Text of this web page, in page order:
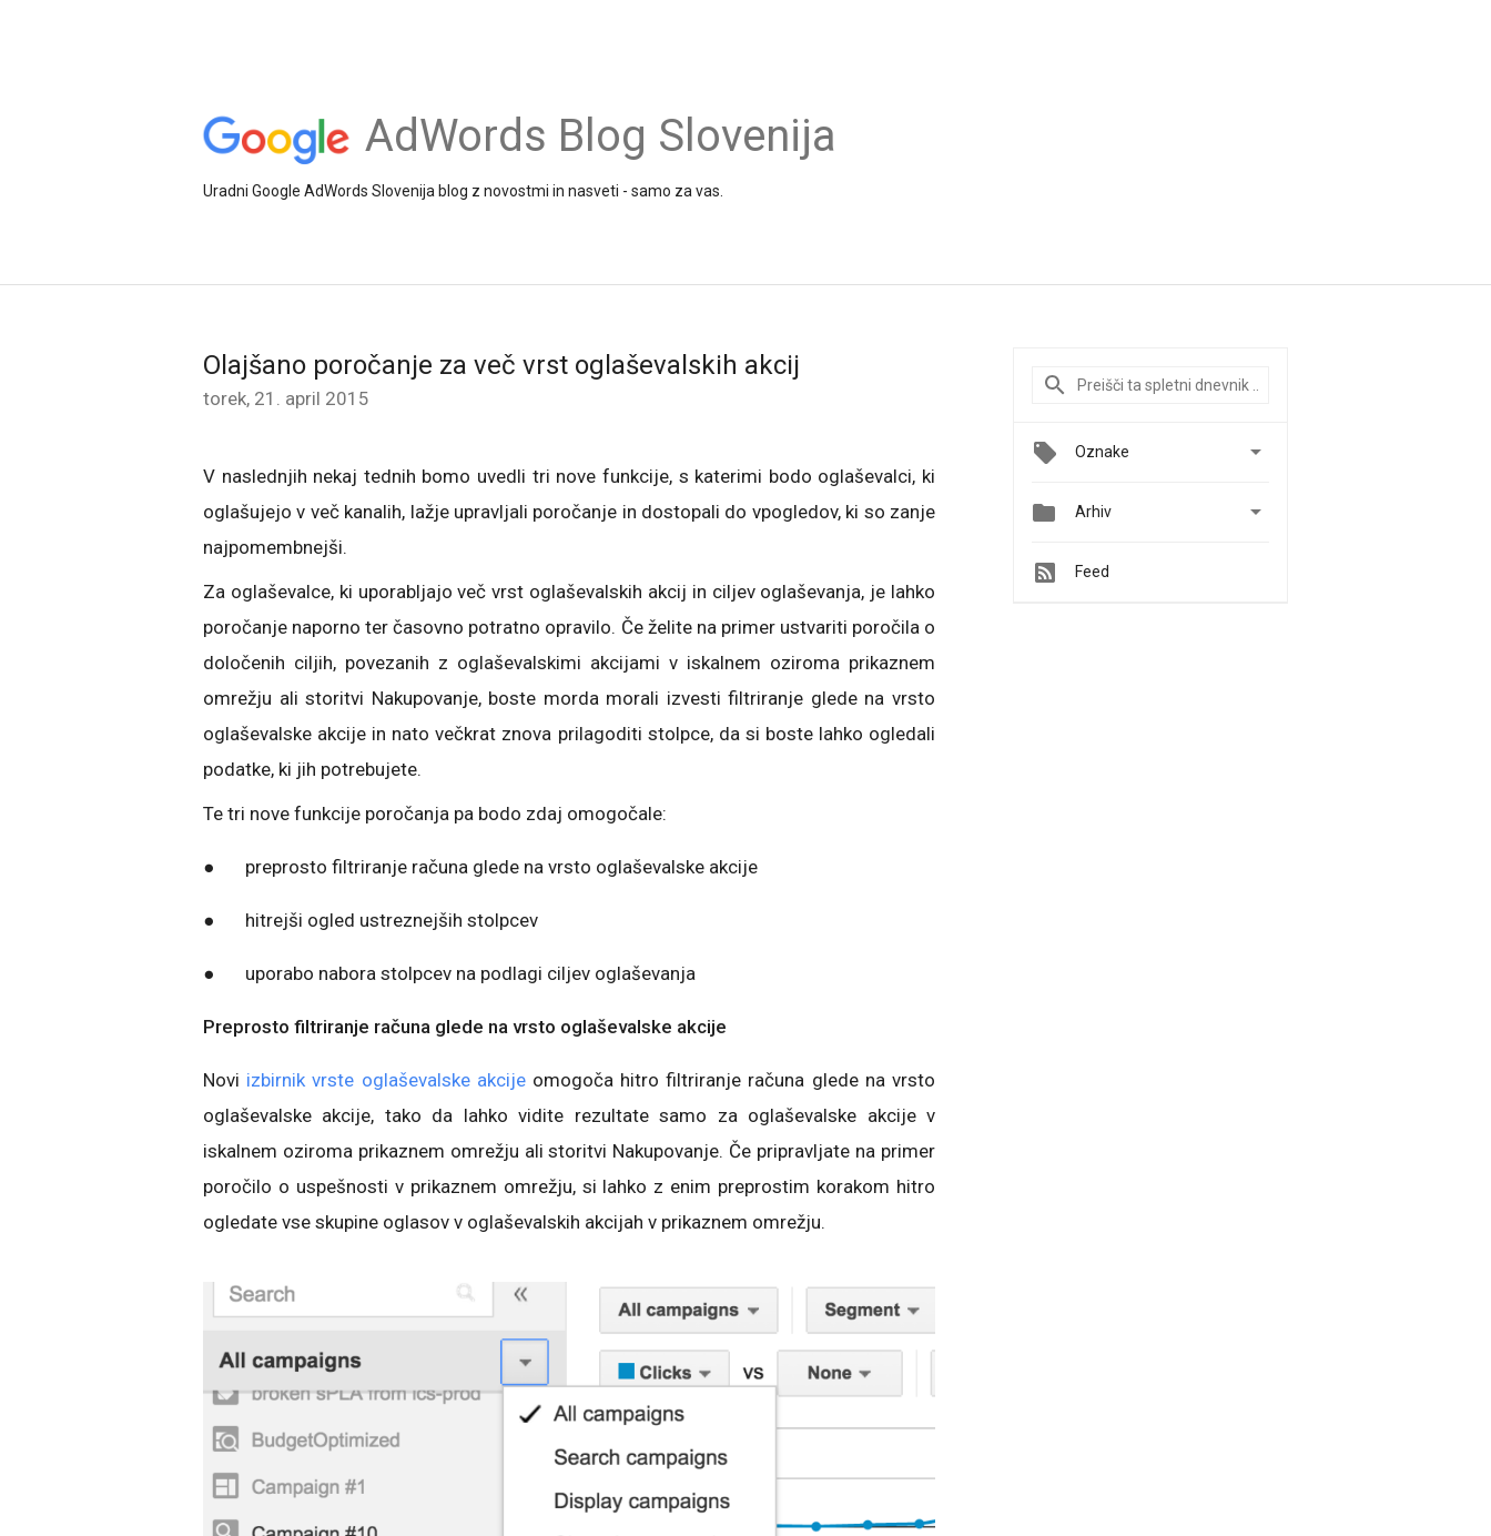
AdWords Blog Slovenija
Uradni Google AdWords Slovenija blog z novostmi in nasveti - samo za vas.
Olajšano poročanje za več vrst oglaševalskih akcij
torek, 21. april 2015
V naslednjih nekaj tednih bomo uvedli tri nove funkcije, s katerimi bodo oglaševalci, ki
oglašujejo v več kanalih, lažje upravljali poročanje in dostopali do vpogledov, ki so zanje
najpomembnejši.
Za oglaševalce, ki uporabljajo več vrst oglaševalskih akcij in ciljev oglaševanja, je lahko
poročanje naporno ter časovno potratno opravilo. Če želite na primer ustvariti poročila o
določenih ciljih, povezanih z oglaševalskimi akcijami v iskalnem oziroma prikaznem
omrežju ali storitvi Nakupovanje, boste morda morali izvesti filtriranje glede na vrsto
oglaševalske akcije in nato večkrat znova prilagoditi stolpce, da si boste lahko ogledali
podatke, ki jih potrebujete.
Te tri nove funkcije poročanja pa bodo zdaj omogočale:
● preprosto filtriranje računa glede na vrsto oglaševalske akcije
● hitrejši ogled ustreznejših stolpcev
● uporabo nabora stolpcev na podlagi ciljev oglaševanja
Preprosto filtriranje računa glede na vrsto oglaševalske akcije
Novi izbirnik vrste oglaševalske akcijeomogoča hitro filtriranje računa glede na vrsto
oglaševalske akcije, tako da lahko vidite rezultate samo za oglaševalske akcije v
iskalnem oziroma prikaznem omrežju ali storitvi Nakupovanje. Če pripravljate na primer
poročilo o uspešnosti v prikaznem omrežju, si lahko z enim preprostim korakom hitro
ogledate vse skupine oglasov v oglaševalskih akcijah v prikaznem omrežju.
Oznake 
 Arhiv 
Feed